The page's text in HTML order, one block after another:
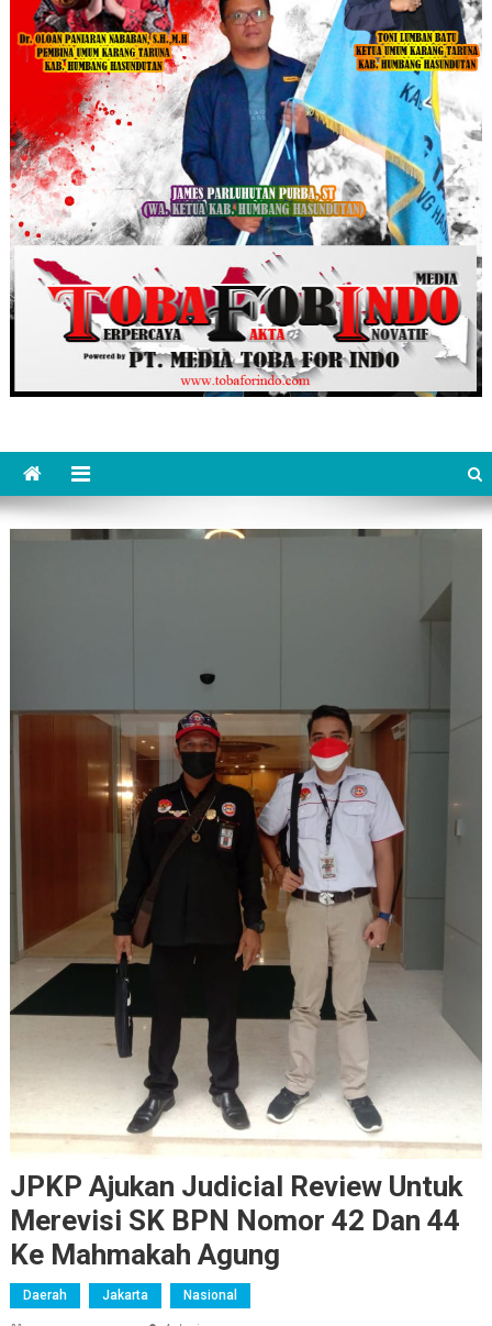
JPKP Ajukan Judicial Review Untuk
Merevisi SK BPN Nomor 42 Dan 44
Ke Mahmakah Agung
Daerah Jakarta Nasional